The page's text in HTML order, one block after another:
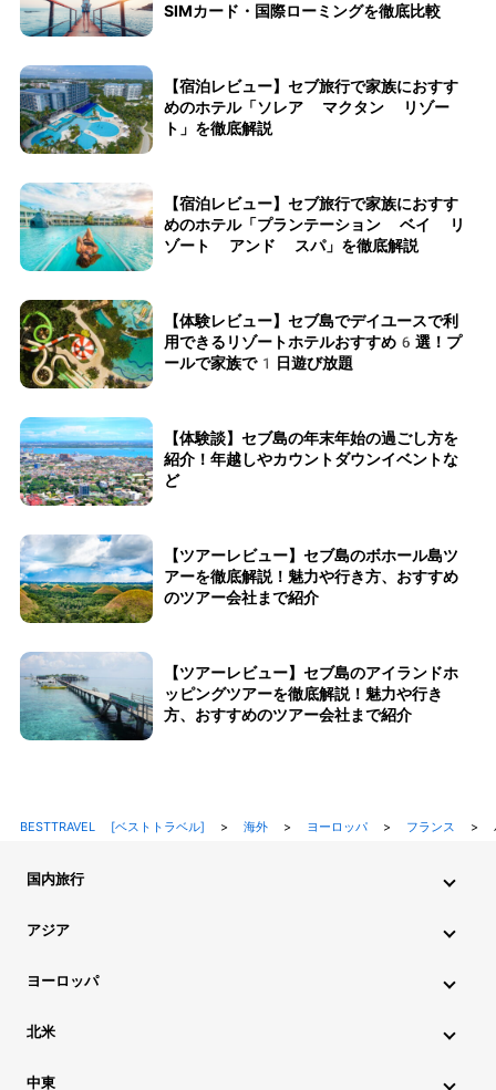
SIMカード・国際ローミングを徹底比較
【宿泊レビュー】セブ旅行で家族におすす
めのホテル「ソレア マクタン リゾー
ト」を徹底解説
【宿泊レビュー】セブ旅行で家族におすす
めのホテル「プランテーション ベイ リ
ゾート アンド スパ」を徹底解説
【体験レビュー】セブ島でデイユースで利
用できるリゾートホテルおすすめ6選！プ
ールで家族で1日遊び放題
【体験談】セブ島の年末年始の過ごし方を
紹介！年越しやカウントダウンイベントな
ど
【ツアーレビュー】セブ島のボホール島ツ
アーを徹底解説！魅力や行き方、おすすめ
のツアー会社まで紹介
【ツアーレビュー】セブ島のアイランドホ
ッピングツアーを徹底解説！魅力や行き
方、おすすめのツアー会社まで紹介
BESTTRAVEL [ベストトラベル] > 海外> ヨーロッパ> フランス >
国内旅行
アジア
ヨーロッパ
北米
中東